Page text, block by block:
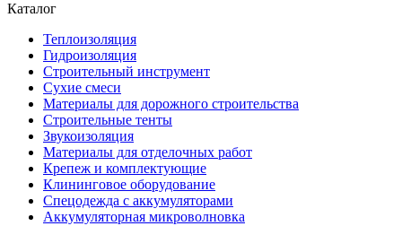
Каталог
Теплоизоляция
Гидроизоляция
Строительный инструмент
Сухие смеси
Материалы для дорожного строительства
Строительные тенты
Звукоизоляция
Материалы для отделочных работ
Крепеж и комплектующие
Клининговое оборудование
Спецодежда с аккумуляторами
Аккумуляторная микроволновка